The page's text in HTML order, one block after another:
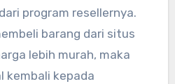
program resellernya.
barang dari situs
lebih murah, maka
kembali kepada